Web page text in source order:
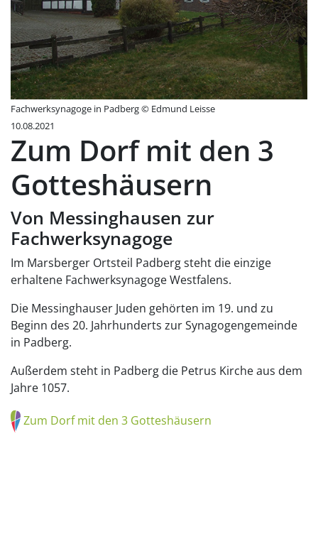
Fachwerksynagoge in Padberg © Edmund Leisse
10.08.2021
Zum Dorf mit den 3
Gotteshäusern
Von Messinghausen zur
Fachwerksynagoge
Im Marsberger Ortsteil Padberg steht die einzige
erhaltene Fachwerksynagoge Westfalens.
Die Messinghauser Juden gehörten im 19. und zu
Beginn des 20. Jahrhunderts zur Synagogengemeinde
in Padberg.
Außerdem steht in Padberg die Petrus Kirche aus dem
Jahre 1057.
Zum Dorf mit den 3 Gotteshäusern